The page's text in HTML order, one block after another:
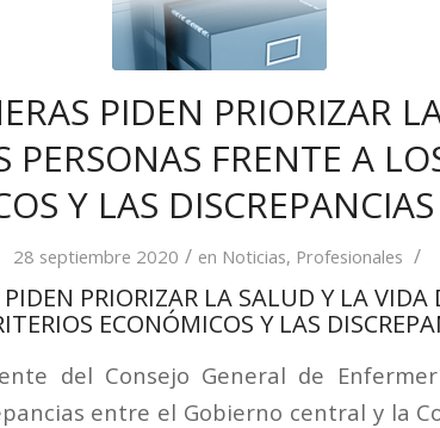
PIDEN PRIORIZAR
PERSONAS FRENTE A
Y LAS
28 septiembre 2020 / en Noticias, Profesionales /
PIDEN PRIORIZAR LA SALUD Y LA VIDA
ECONÓMICOS Y LAS
del Consejo General de
entre el Gobierno central y la